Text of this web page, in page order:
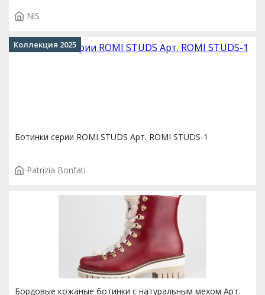
NiS
Ботинки серии ROMI STUDS Арт. ROMI STUDS-1
Patrizia Bonfati
Коллекция 2025
Бордовые кожаные ботинки с натуральным мехом Арт.